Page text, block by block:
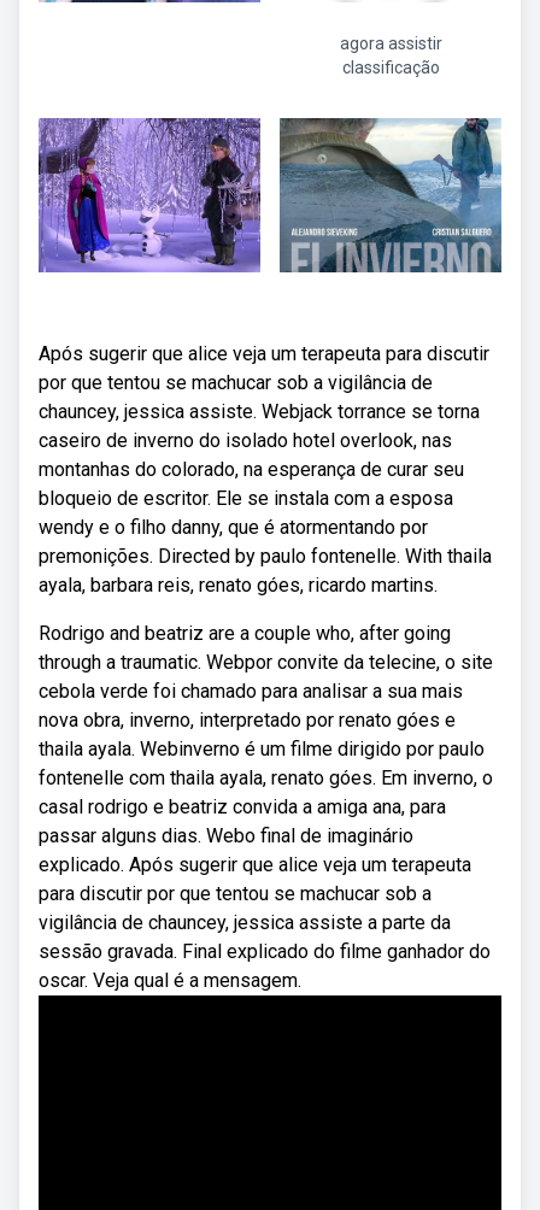
agora assistir
classificação
Após sugerir que alice veja um terapeuta para discutir
por que tentou se machucar sob a vigilância de
chauncey, jessica assiste. Webjack torrance se torna
caseiro de inverno do isolado hotel overlook, nas
montanhas do colorado, na esperança de curar seu
bloqueio de escritor. Ele se instala com a esposa
wendy e o filho danny, que é atormentando por
premonições. Directed by paulo fontenelle. With thaila
ayala, barbara reis, renato góes, ricardo martins.
Rodrigo and beatriz are a couple who, after going
through a traumatic. Webpor convite da telecine, o site
cebola verde foi chamado para analisar a sua mais
nova obra, inverno, interpretado por renato góes e
thaila ayala. Webinverno é um filme dirigido por paulo
fontenelle com thaila ayala, renato góes. Em inverno, o
casal rodrigo e beatriz convida a amiga ana, para
passar alguns dias. Webo final de imaginário
explicado. Após sugerir que alice veja um terapeuta
para discutir por que tentou se machucar sob a
vigilância de chauncey, jessica assiste a parte da
sessão gravada. Final explicado do filme ganhador do
oscar. Veja qual é a mensagem.